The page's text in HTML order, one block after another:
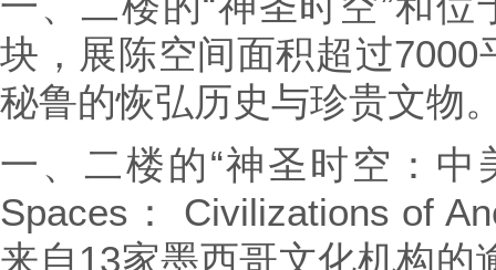
块，展陈空间面积超过
秘鲁的恢弘历史与珍贵文物
一、二楼的“神圣时空：中
Spaces： Civilizations of
来自13家墨西哥文化机构的